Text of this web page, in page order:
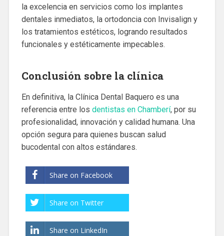
la excelencia en servicios como los implantes
dentales inmediatos, la ortodoncia con Invisalign y
los tratamientos estéticos, logrando resultados
funcionales y estéticamente impecables.
Conclusión sobre la clínica
En definitiva, la Clínica Dental Baquero es una
referencia entre los dentistas en Chamberí, por su
profesionalidad, innovación y calidad humana. Una
opción segura para quienes buscan salud
bucodental con altos estándares.
Share on Facebook
Share on Twitter
Share on LinkedIn